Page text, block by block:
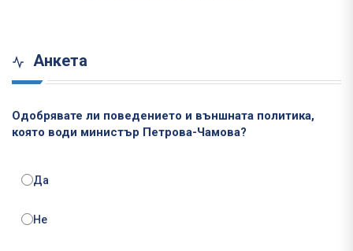
Анкета
Одобрявате ли поведението и външната политика,
която води министър Петрова-Чамова?
Да
Не